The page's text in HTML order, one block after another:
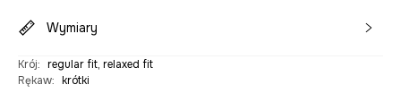
Wymiary
Krój: regular fit, relaxed fit
Rękaw: krótki